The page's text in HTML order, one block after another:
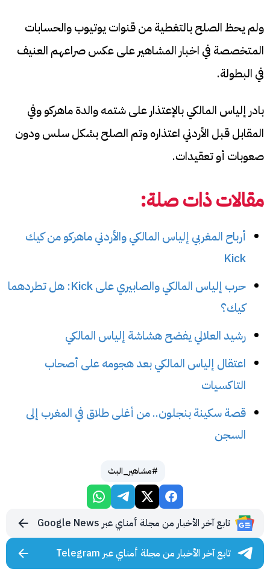
ولم يحظ الصلح بالتغطية من قنوات يوتيوب والحسابات
المتخصصة في اخبار المشاهير على عكس صراعهم العنيف
في البطولة.
بادر إلياس المالكي بالإعتذار على شتمه والدة ماهركو وفي
المقابل قبل الأردني اعتذاره وتم الصلح بشكل سلس ودون
صعوبات أو تعقيدات.
مقالات ذات صلة:
أرباح المغربي إلياس المالكي والأردني ماهركو من كيك
Kick
حرب إلياس المالكي والصابيري على Kick: هل تطردهما
كيك؟
رشيد العلالي يفضح هشاشة إلياس المالكي
اعتقال إلياس المالكي بعد هجومه على أصحاب
التاكسيات
قصة سكينة بنجلون.. من أغلى طلاق في المغرب إلى
السجن
#مشاهير_البث
تابع آخر الأخبار من مجلة أمناي عبر Google News
تابع آخر الأخبار من مجلة أمناي عبر Telegram